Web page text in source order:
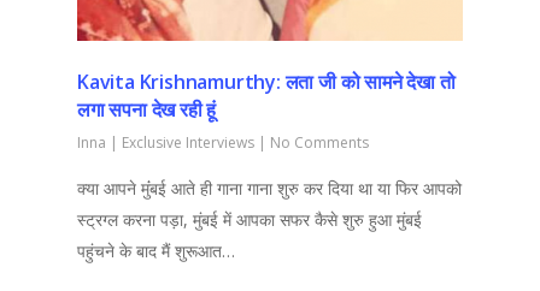
Kavita Krishnamurthy: लता जी को सामने देखा तो
लगा सपना देख रही हूं
Inna | Exclusive Interviews | No Comments
क्या आपने मुंंबई आते ही गाना गाना शुरु कर दिया था या फिर आपको
स्ट्रग्ल करना पड़ा, मुंबई में आपका सफर कैसे शुरु हुआ मुंबई
पहुंचने के बाद मैं शुरूआत…